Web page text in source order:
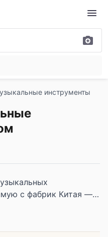
инструменты
с фабрик Китая —
и корпоративных
ксилофоны, пианино,